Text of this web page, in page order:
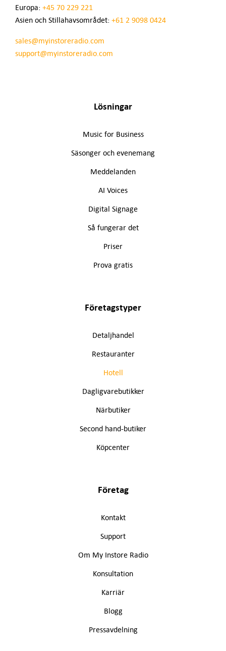
Europa: +45 70 229 221
Asien och Stillahavsområdet: +61 2 9098 0424
sales@myinstoreradio.com
support@myinstoreradio.com
Lösningar
Music for Business
Säsonger och evenemang
Meddelanden
AI Voices
Digital Signage
Så fungerar det
Priser
Prova gratis
Företagstyper
Detaljhandel
Restauranter
Hotell
Dagligvarebutikker
Närbutiker
Second hand-butiker
Köpcenter
Företag
Kontakt
Support
Om My Instore Radio
Konsultation
Karriär
Blogg
Pressavdelning